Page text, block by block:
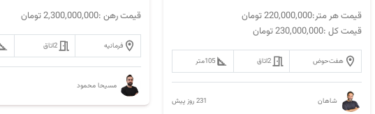
قیمت هر متر:220,000,000تومان
قیمت کل :230,000,000تومان
هفت‌حوض 2اتاق 105متر
شاهان 231 روز پیش
قیمت رهن :2,300,000,000تومان
فرمانیه 2اتاق
مسیحا محمود